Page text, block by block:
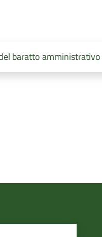
baratto amministrativo